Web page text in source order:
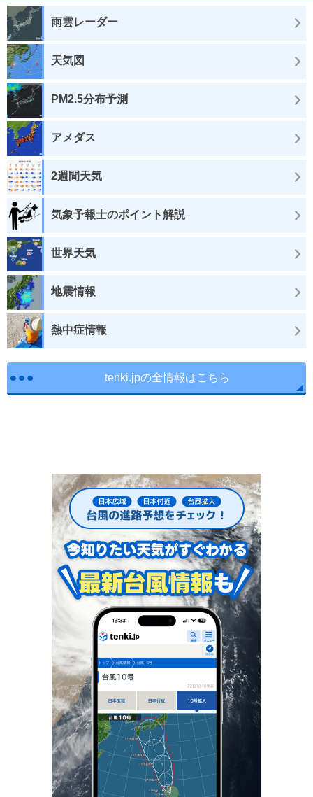
雨雲レーダー
天気図
PM2.5分布予測
アメダス
2週間天気
気象予報士のポイント解説
世界天気
地震情報
熱中症情報
tenki.jpの全情報はこちら